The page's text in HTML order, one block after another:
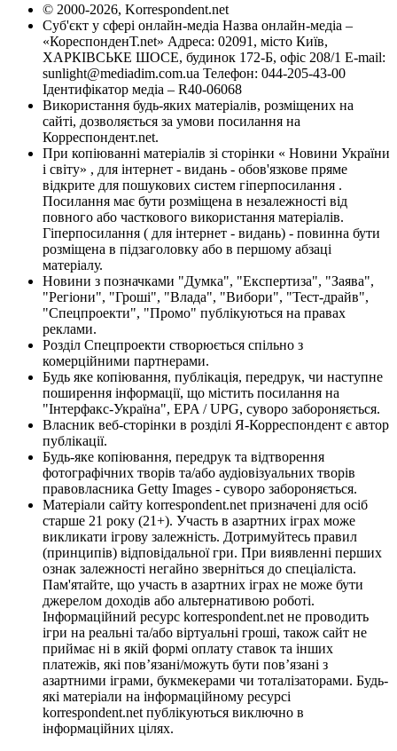
© 2000-2026, Korrespondent.net
Суб'єкт у сфері онлайн-медіа Назва онлайн-медіа –
«КореспонденТ.net» Адреса: 02091, місто Київ,
ХАРКІВСЬКЕ ШОСЕ, будинок 172-Б, офіс 208/1 E-mail:
sunlight@mediadim.com.ua Телефон: 044-205-43-00
Ідентифікатор медіа – R40-06068
Використання будь-яких матеріалів, розміщених на
сайті, дозволяється за умови посилання на
Корреспондент.net.
При копіюванні матеріалів зі сторінки « Новини України
і світу» , для інтернет - видань - обов'язкове пряме
відкрите для пошукових систем гіперпосилання .
Посилання має бути розміщена в незалежності від
повного або часткового використання матеріалів.
Гіперпосилання ( для інтернет - видань) - повинна бути
розміщена в підзаголовку або в першому абзаці
матеріалу.
Новини з позначками "Думка", "Експертиза", "Заява",
"Регіони", "Гроші", "Влада", "Вибори", "Тест-драйв",
"Спецпроекти", "Промо" публікуються на правах
реклами.
Розділ Спецпроекти створюється спільно з
комерційними партнерами.
Будь яке копіювання, публікація, передрук, чи наступне
поширення інформації, що містить посилання на
"Інтерфакс-Україна", EPA / UPG, суворо забороняється.
Власник веб-сторінки в розділі Я-Корреспондент є автор
публікації.
Будь-яке копіювання, передрук та відтворення
фотографічних творів та/або аудіовізуальних творів
правовласника Getty Images - суворо забороняється.
Матеріали сайту korrespondent.net призначені для осіб
старше 21 року (21+). Участь в азартних іграх може
викликати ігрову залежність. Дотримуйтесь правил
(принципів) відповідальної гри. При виявленні перших
ознак залежності негайно зверніться до спеціаліста.
Пам'ятайте, що участь в азартних іграх не може бути
джерелом доходів або альтернативою роботі.
Інформаційний ресурс korrespondent.net не проводить
ігри на реальні та/або віртуальні гроші, також сайт не
приймає ні в якій формі оплату ставок та інших
платежів, які пов’язані/можуть бути пов’язані з
азартними іграми, букмекерами чи тоталізаторами. Будь-
які матеріали на інформаційному ресурсі
korrespondent.net публікуються виключно в
інформаційних цілях.